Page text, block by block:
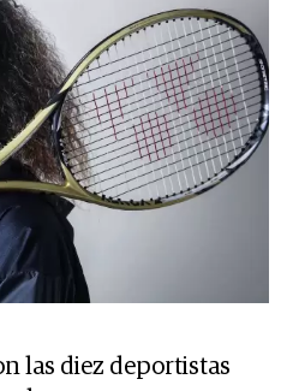
las diez deportistas